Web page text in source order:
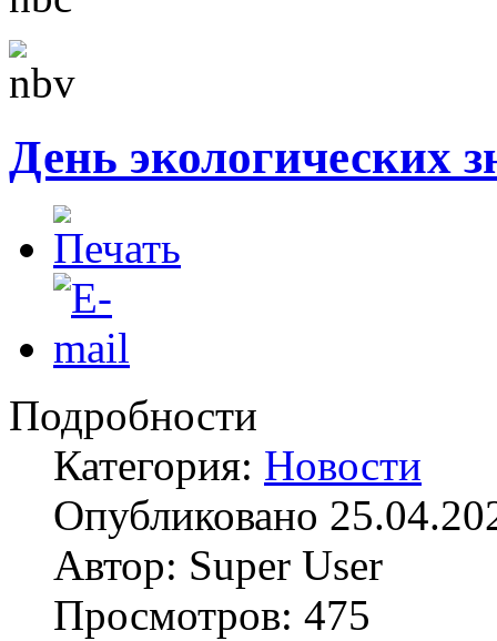
День экологических
Подробности
Категория: Новости
Опубликовано
Автор: Super User
Просмотров: 475